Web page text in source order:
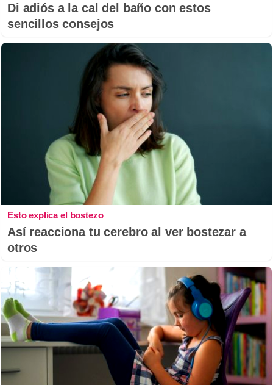
Di adiós a la cal del baño con estos
sencillos consejos
Esto explica el bostezo
Así reacciona tu cerebro al ver bostezar a
otros